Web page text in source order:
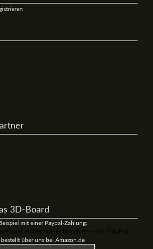
3D-Board
mit einer Paypal-Zahlung:
über uns bei Amazon.de